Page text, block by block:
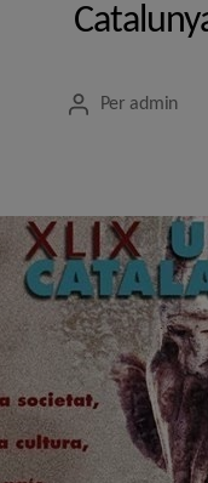
Autor
Per admin